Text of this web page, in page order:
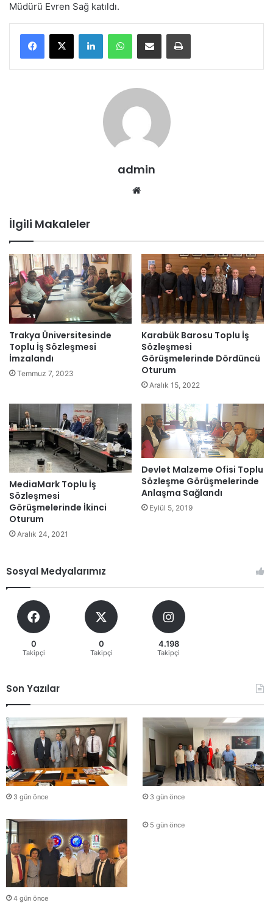
Müdürü Evren Sağ katıldı.
admin
İlgili Makaleler
Trakya Üniversitesinde
Toplu İş Sözleşmesi
İmzalandı
Temmuz 7, 2023
Karabük Barosu Toplu İş
Sözleşmesi
Görüşmelerinde Dördüncü
Oturum
Aralık 15, 2022
MediaMark Toplu İş
Sözleşmesi
Görüşmelerinde İkinci
Oturum
Aralık 24, 2021
Devlet Malzeme Ofisi Toplu
Sözleşme Görüşmelerinde
Anlaşma Sağlandı
Eylül 5, 2019
Sosyal Medyalarımız
0
Takipçi
0
Takipçi
4.198
Takipçi
Son Yazılar
3 gün önce 3 gün önce
4 gün önce
5 gün önce